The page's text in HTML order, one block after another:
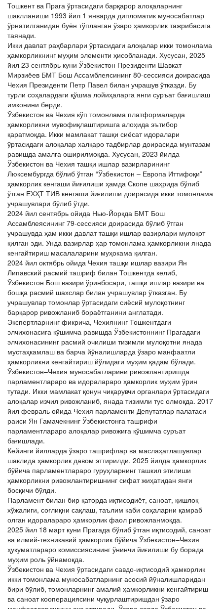
Тошкент ва Прага ўртасидаги барқарор алоқаларнинг
шаклланиши 1993 йил 1 январда дипломатик муносабатлар
ўрнатилганидан буён тўпланган ўзаро ҳамкорлик тажрибасига
таянади.
Икки давлат раҳбарлари ўртасидаги алоқалар икки томонлама
ҳамкорликнинг муҳим элементи ҳисобланади. Хусусан, 2025
йил 23 сентябрь куни Ўзбекистон Президенти Шавкат
Мирзиёев БМТ Бош Ассамблеясининг 80-сессияси доирасида
Чехия Президенти Петр Павел билан учрашув ўтказди. Бу
турли соҳалардаги қўшма лойиҳаларга янги суръат бағишлаш
имконини берди.
Ўзбекистон ва Чехия кўп томонлама платформаларда
ҳамкорликни мувофиқлаштиришга алоҳида эътибор
қаратмоқда. Икки мамлакат ташқи сиёсат идоралари
ўртасидаги алоқалар халқаро тадбирлар доирасида мунтазам
равишда амалга оширилмоқда. Хусусан, 2023 йилда
Ўзбекистон ва Чехия ташқи ишлар вазирларининг
Люксембургда бўлиб ўтган “Ўзбекистон – Европа Иттифоқи”
ҳамкорлик кенгаши йиғилиши ҳамда Скопе шаҳрида бўлиб
ўтган ЕХҲТ ТИВ кенгаши йиғилиши доирасида икки томонлама
учрашувлари бўлиб ўтди.
2024 йил сентябрь ойида Нью-Йоркда БМТ Бош
Ассамблеясининг 79-сессияси доирасида бўлиб ўтган
учрашувда ҳам икки давлат ташқи ишлар вазирлари мулоқот
қилган эди. Унда вазирлар ҳар томонлама ҳамкорликни янада
кенгайтириш масалаларини муҳокама қилган.
2024 йил октябрь ойида Чехия ташқи ишлар вазири Ян
Липавский расмий ташриф билан Тошкентда келиб,
Ўзбекистон Бош вазири ўринбосари, ташқи ишлар вазири ва
бошқа расмий шахслар билан учрашувлар ўтказган. Бу
учрашувлар томонлар ўртасидаги сиёсий мулоқотнинг
барқарор ривожланиб бораётганини англатади.
Экспертларнинг фикрича, Чехиянинг Тошкентдаги
элчихонасига қўшимча равишда Ўзбекистоннинг Прагадаги
элчихонасининг расмий очилиши тизимли мулоқотни янада
мустаҳкамлаш ва барча йўналишларда ўзаро манфаатли
ҳамкорликни кенгайтириш йўлидаги муҳим қадам бўлади.
Ўзбекистон–Чехия муносабатларини ривожлантиришда
парламентлараро ва идоралараро ҳамкорлик муҳим ўрин
тутади. Икки мамлакат қонун чиқарувчи органлари ўртасидаги
алоқалар изчил ривожланиб, янада тизимли тус олмоқда. 2017
йил февраль ойида Чехия парламенти Депутатлар палатаси
раиси Ян Гамачекнинг Ўзбекистонга ташрифи
парламентлараро алоқалар ривожига қўшимча суръат
бағишлади.
Кейинги йилларда ўзаро ташрифлар ва маслаҳатлашувлар
шаклида ҳамкорлик давом эттирилди. 2025 йилда ҳамкорлик
бўйича парламентлараро гуруҳларнинг ташкил этилиши
ҳамкорликни ривожлантиришнинг сифат жиҳатидан янги
босқичи бўлди.
Парламент билан бир қаторда иқтисодиёт, саноат, қишлоқ
хўжалиги, соғлиқни сақлаш, таълим каби соҳаларни қамраб
олган идоралараро ҳамкорлик фаол ривожланмоқда.
2025 йил 18 март куни Прагада бўлиб ўтган иқтисодий, саноат
ва илмий-техникавий ҳамкорлик бўйича Ўзбекистон–Чехия
ҳукуматлараро комиссиясининг ўнинчи йиғилиши бу борада
муҳим роль ўйнамоқда.
Ўзбекистон ва Чехия ўртасидаги савдо-иқтисодий ҳамкорлик
икки томонлама муносабатларнинг асосий йўналишларидан
бири бўлиб, томонларнинг амалий ҳамкорликни кенгайтириш
ва саноат кооперациясини чуқурлаштиришдан ўзаро